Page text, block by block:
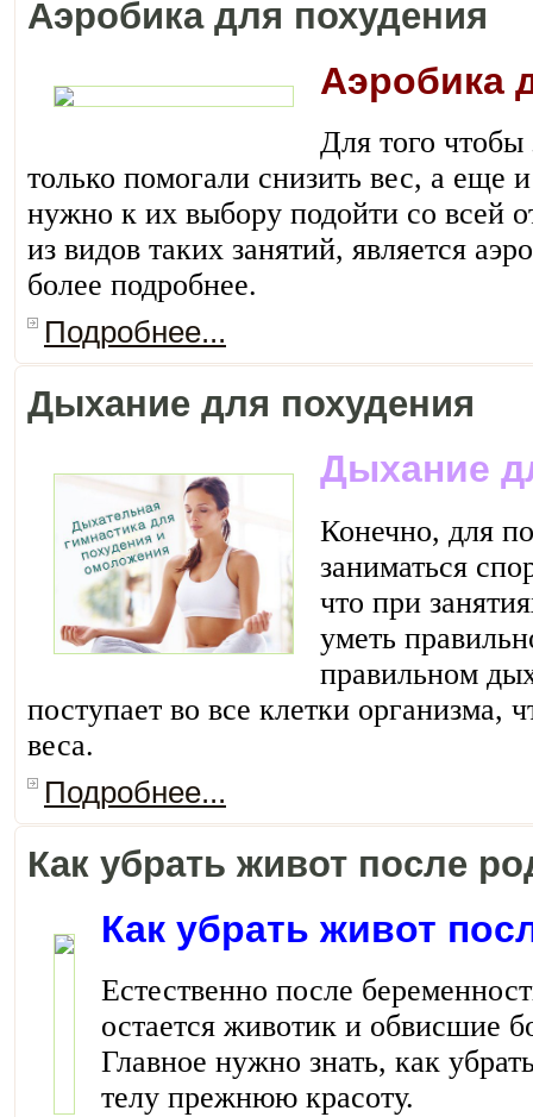
Аэробика для похудения
Аэробика
Для того чтобы
только помогали снизить вес, а еще
нужно к их выбору подойти со всей
из видов таких занятий, является
более подробнее.
Подробнее...
Дыхание для похудения
Дыхание
Конечно, для
заниматься
что при
уметь
правильном
поступает во все клетки организма,
веса.
Подробнее...
Как убрать живот после
Как убрать живот
Естественно после
остается животик и обвисшие
Главное нужно знать, как
телу прежнюю красоту.